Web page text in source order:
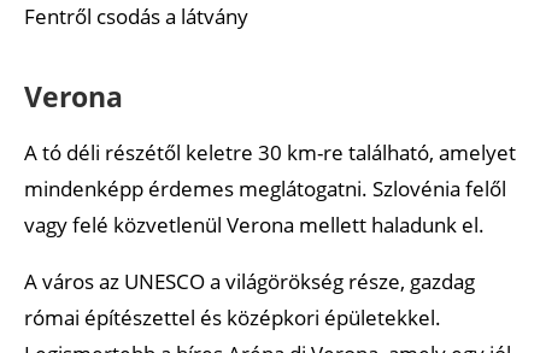
Fentről csodás a látvány
Verona
A tó déli részétől keletre 30 km-re található, amelyet
mindenképp érdemes meglátogatni. Szlovénia felől
vagy felé közvetlenül Verona mellett haladunk el.
A város az UNESCO a világörökség része, gazdag
római építészettel és középkori épületekkel.